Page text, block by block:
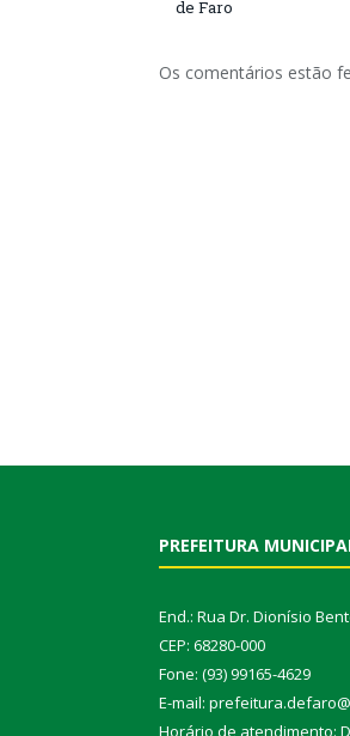
de Faro
Os comentários estão
PREFEITURA
End.: Rua Dr. Dionísio
CEP: 68280-000
Fone: (93) 99165-4629
E-mail:
Horário de atendimento: